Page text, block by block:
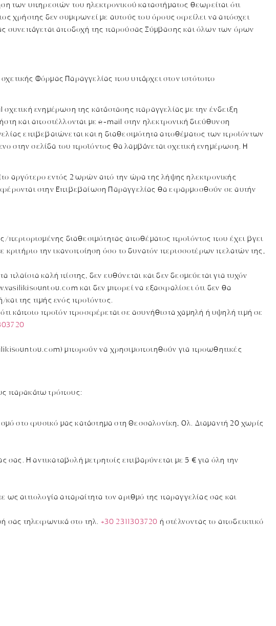
των υπηρεσιών του ηλεκτρονικού καταστήματος θεωρείται ότι
χρήστης δεν συμφωνεί με αυτούς του όρους οφείλει να απόσχει
συνεπάγεται αποδοχή της παρούσας Σύμβασης και όλων των όρων
Φόρμας Παραγγελίας που υπάρχει στον ιστότοπο
ενημέρωση της κατάστασης παραγγελίας με την ένδειξη
και αποστέλλονται με e-mail στην ηλεκτρονική διεύθυνση
επιβεβαιώνεται και η διαθεσιμότητα αποθέματος των προϊόντων
σελίδα του προϊόντος θα λαμβάνεται σχετική ενημέρωση. Η
αργότερο εντός 2 ωρών από την ώρα της λήψης ηλεκτρονικής
στην Επιβεβαίωση Παραγγελίας θα εφαρμοσθούν σε αυτήν
διαθεσιμότητας αποθέματος προϊόντος που έχει βγει
την ικανοποίηση όσο το δυνατόν περισσοτέρων πελατών της,
καλή πίστης, δεν ευθύνεται και δεν δεσμεύεται για τυχόν
και δεν μπορεί να εξασφαλίσει ότι δεν θα
της τιμής ενός προϊόντος.
κάποιο προϊόν προσφέρεται σε ασυνήθιστα χαμηλή ή υψηλή τιμή σε
μπορούν να χρησιμοποιηθούν για προωθητικές
παρακάτω τρόπους:
στο φυσικό μας κατάστημα στη Θεσσαλονίκη, Ολ. Διαμαντή 20 χωρίς
Η αντικαταβολή μετρητοίς επιβαρύνεται με 5 € για όλη την
αιτιολογία απαραίτητα τον αριθμό της παραγγελίας σας και
σας τηλεφωνικά στο τηλ. +30 2311303720 ή στέλνοντας το αποδεικτικό